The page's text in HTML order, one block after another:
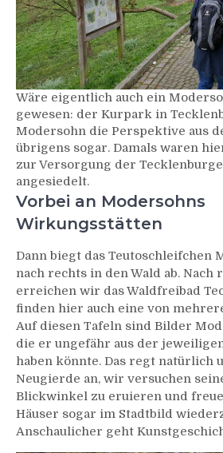
Wäre eigentlich auch ein
gewesen: der Kurpark in
Modersohn die Perspektive aus
übrigens sogar. Damals waren
zur Versorgung der
angesiedelt.
Vorbei an Modersohns
Wirkungsstätten
Dann biegt das Teutoschleifchen
nach rechts in den Wald ab.
erreichen wir das Waldfreibad
finden hier auch eine von
Auf diesen Tafeln sind Bilder
die er ungefähr aus der
haben könnte. Das regt natürlich
Neugierde an, wir versuchen
Blickwinkel zu eruieren und
Häuser sogar im Stadtbild
Anschaulicher geht